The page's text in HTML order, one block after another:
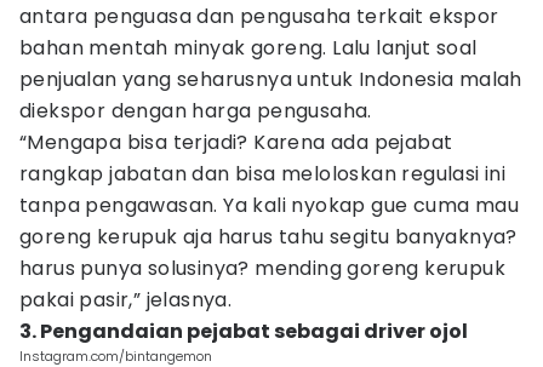
antara penguasa dan pengusaha terkait ekspor
bahan mentah minyak goreng. Lalu lanjut soal
penjualan yang seharusnya untuk Indonesia malah
diekspor dengan harga pengusaha.
“Mengapa bisa terjadi? Karena ada pejabat
rangkap jabatan dan bisa meloloskan regulasi ini
tanpa pengawasan. Ya kali nyokap gue cuma mau
goreng kerupuk aja harus tahu segitu banyaknya?
harus punya solusinya? mending goreng kerupuk
pakai pasir,” jelasnya.
3. Pengandaian pejabat sebagai driver ojol
Instagram.com/bintangemon